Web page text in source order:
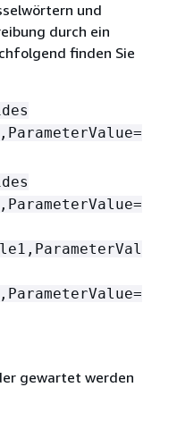
und
durch ein
finden Sie
gewartet werden